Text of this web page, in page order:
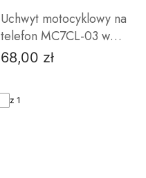
Uchwyt motocyklowy na
telefon MC7CL-03 w
główkę ramy USB X-
Grip
Cena
68,00 zł
z 1